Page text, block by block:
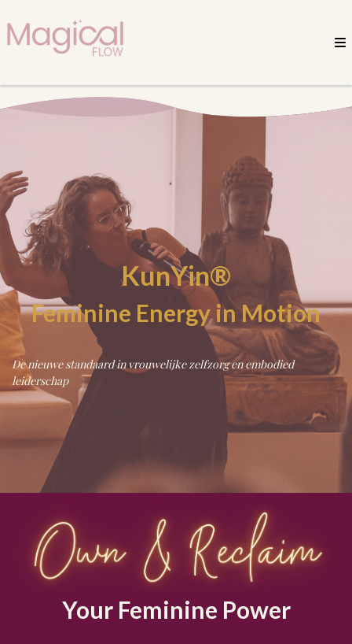
KunYin®
Feminine Energy in Motion
De nieuwe standaard in vrouwelijke zelfzorg en embodied
leiderschap
Your Feminine Power